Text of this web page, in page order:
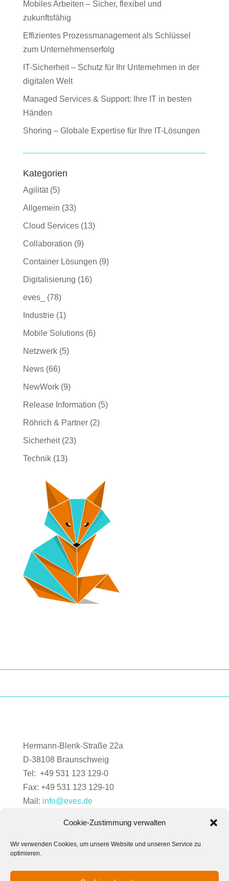
Cookie-Zustimmung verwalten
Wir verwenden Cookies, um unsere Website und unseren Service zu
optimieren.
Mobiles Arbeiten – Sicher, flexibel und
zukunftsfähig
Effizientes Prozessmanagement als Schlüssel
zum Unternehmenserfolg
IT-Sicherheit – Schutz für Ihr Unternehmen in der
digitalen Welt
Managed Services & Support: Ihre IT in besten
Händen
Shoring – Globale Expertise für Ihre IT-Lösungen
Kategorien
Agilität(5)
Allgemein (33)
Cloud Services(13)
Collaboration (9)
Container Lösungen (9)
Digitalisierung (16)
eves_ (78)
Industrie(1)
Mobile Solutions(6)
Netzwerk(5)
News(66)
NewWork(9)
Release Information (5)
Röhrich & Partner(2)
Sicherheit(23)
Technik(13)
Hermann-Blenk-Straße 22a
D-38108 Braunschweig
Tel: +49 531 123 129-0
Fax: +49 531 123 129-10
Mail: info@eves.de